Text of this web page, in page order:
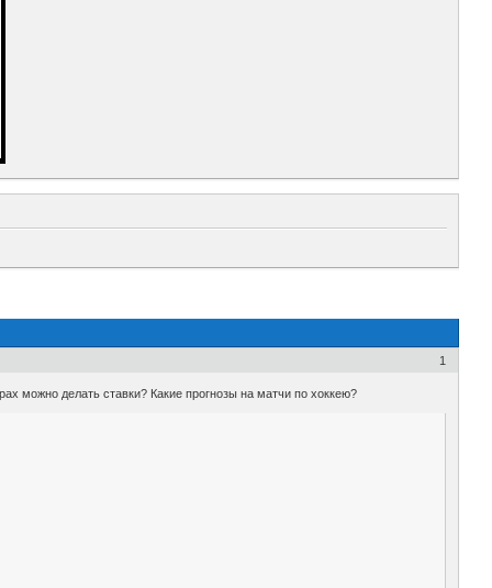
1
можно делать ставки? Какие прогнозы на матчи по хоккею?